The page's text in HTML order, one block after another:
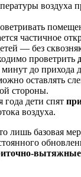
воздуха
частичное
— без
проветрить
до прихода
оставлять
стороны.
года дети спят
воздуха.
лишь базовая